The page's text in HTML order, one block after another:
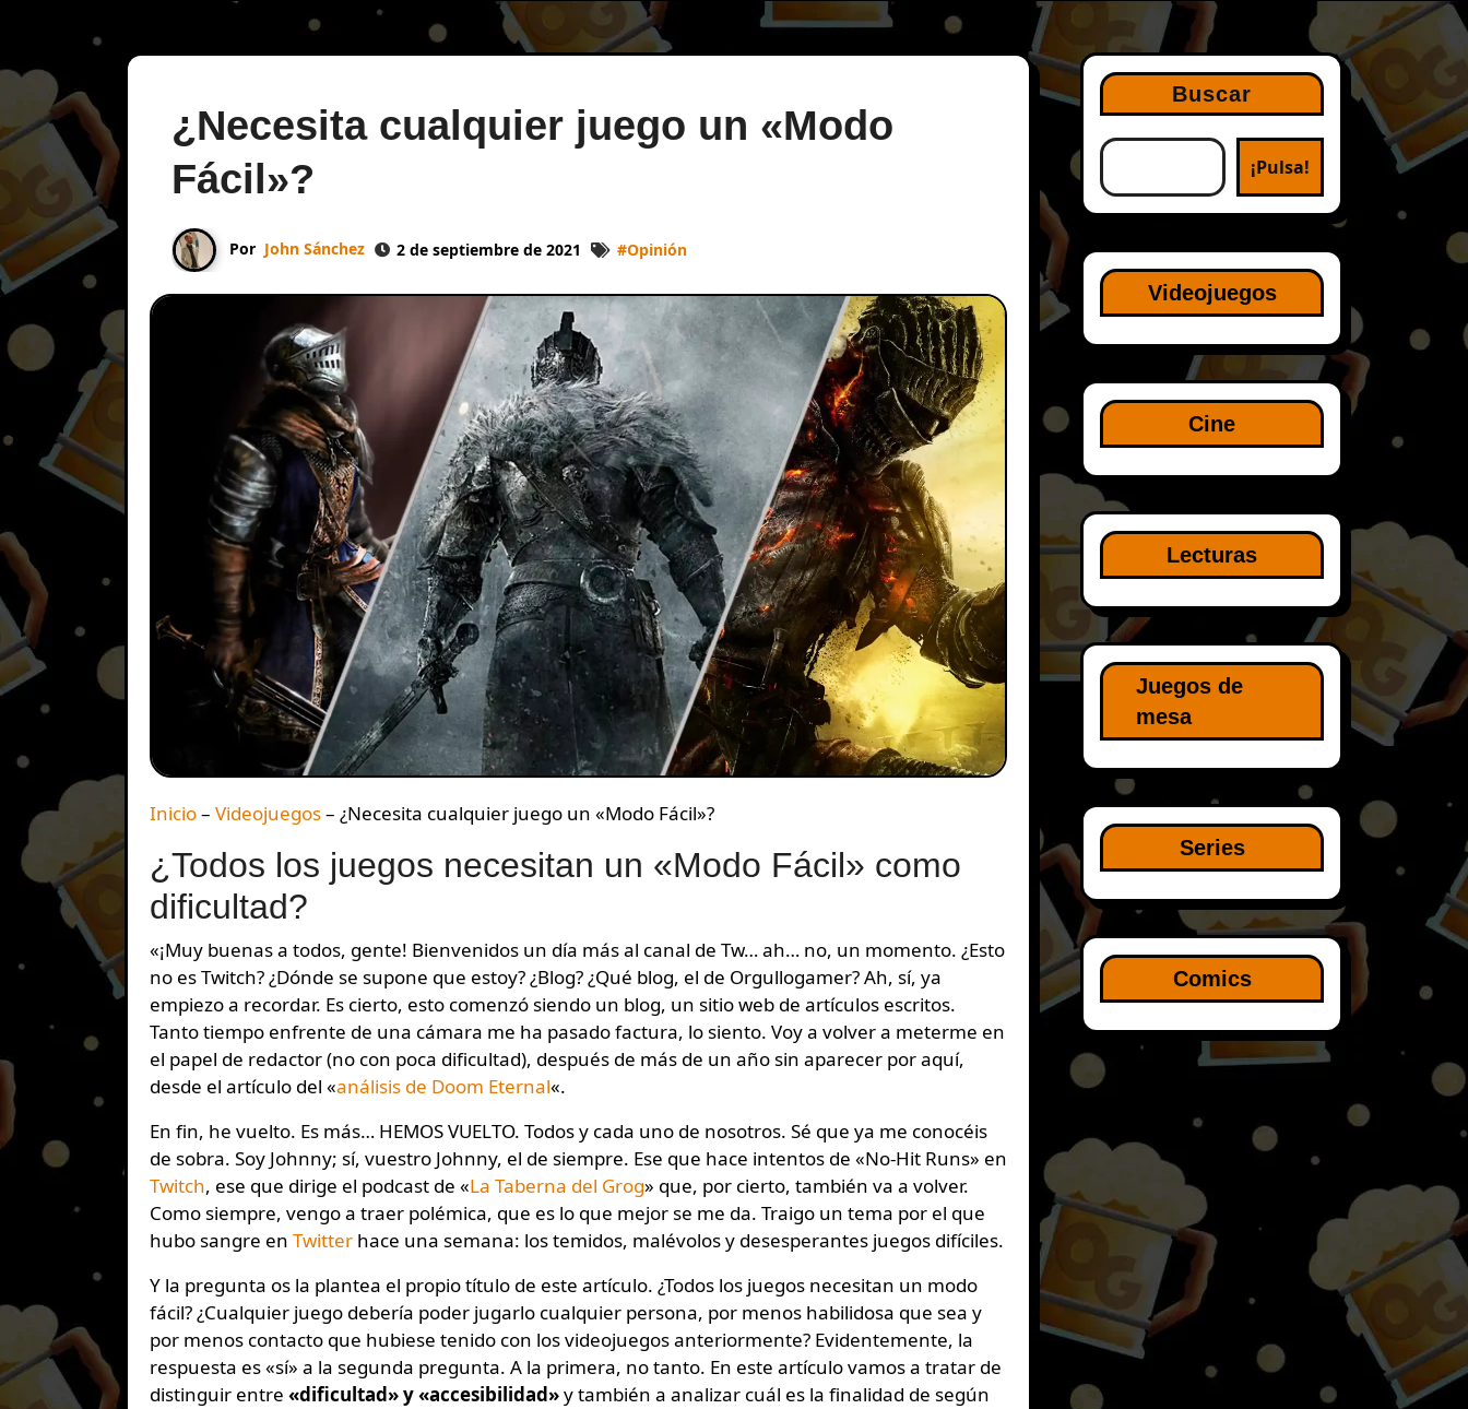
¿Necesita cualquier juego un «Modo
Fácil»?
Por John Sánchez 2 de septiembre de 2021 #Opinión
Inicio– Videojuegos– ¿Necesita cualquier juego un «Modo Fácil»?
¿Todos los juegos necesitan un «Modo Fácil» como
dificultad?
«¡Muy buenas a todos, gente! Bienvenidos un día más al canal de Tw… ah… no, un momento. ¿Esto
no es Twitch? ¿Dónde se supone que estoy? ¿Blog? ¿Qué blog, el de Orgullogamer? Ah, sí, ya
empiezo a recordar. Es cierto, esto comenzó siendo un blog, un sitio web de artículos escritos.
Tanto tiempo enfrente de una cámara me ha pasado factura, lo siento. Voy a volver a meterme en
el papel de redactor (no con poca dificultad), después de más de un año sin aparecer por aquí,
desde el artículo del «análisis de Doom Eternal«.
En fin, he vuelto. Es más… HEMOS VUELTO. Todos y cada uno de nosotros. Sé que ya me conocéis
de sobra. Soy Johnny; sí, vuestro Johnny, el de siempre. Ese que hace intentos de «No-Hit Runs» en
Twitch, ese que dirige el podcast de «La Taberna del Grog» que, por cierto, también va a volver.
Como siempre, vengo a traer polémica, que es lo que mejor se me da. Traigo un tema por el que
hubo sangre en Twitter hace una semana: los temidos, malévolos y desesperantes juegos difíciles.
Y la pregunta os la plantea el propio título de este artículo. ¿Todos los juegos necesitan un modo
fácil? ¿Cualquier juego debería poder jugarlo cualquier persona, por menos habilidosa que sea y
por menos contacto que hubiese tenido con los videojuegos anteriormente? Evidentemente, la
respuesta es «sí» a la segunda pregunta. A la primera, no tanto. En este artículo vamos a tratar de
distinguir entre «dificultad» y «accesibilidad»y también a analizar cuál es la finalidad de según
Buscar
¡Pulsa!
Videojuegos
Cine
Lecturas
Juegos de
mesa
Series
Comics